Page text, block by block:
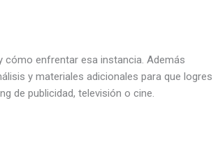
enfrentar esa instancia. Además
y materiales adicionales para que logres
de publicidad, televisión o cine.